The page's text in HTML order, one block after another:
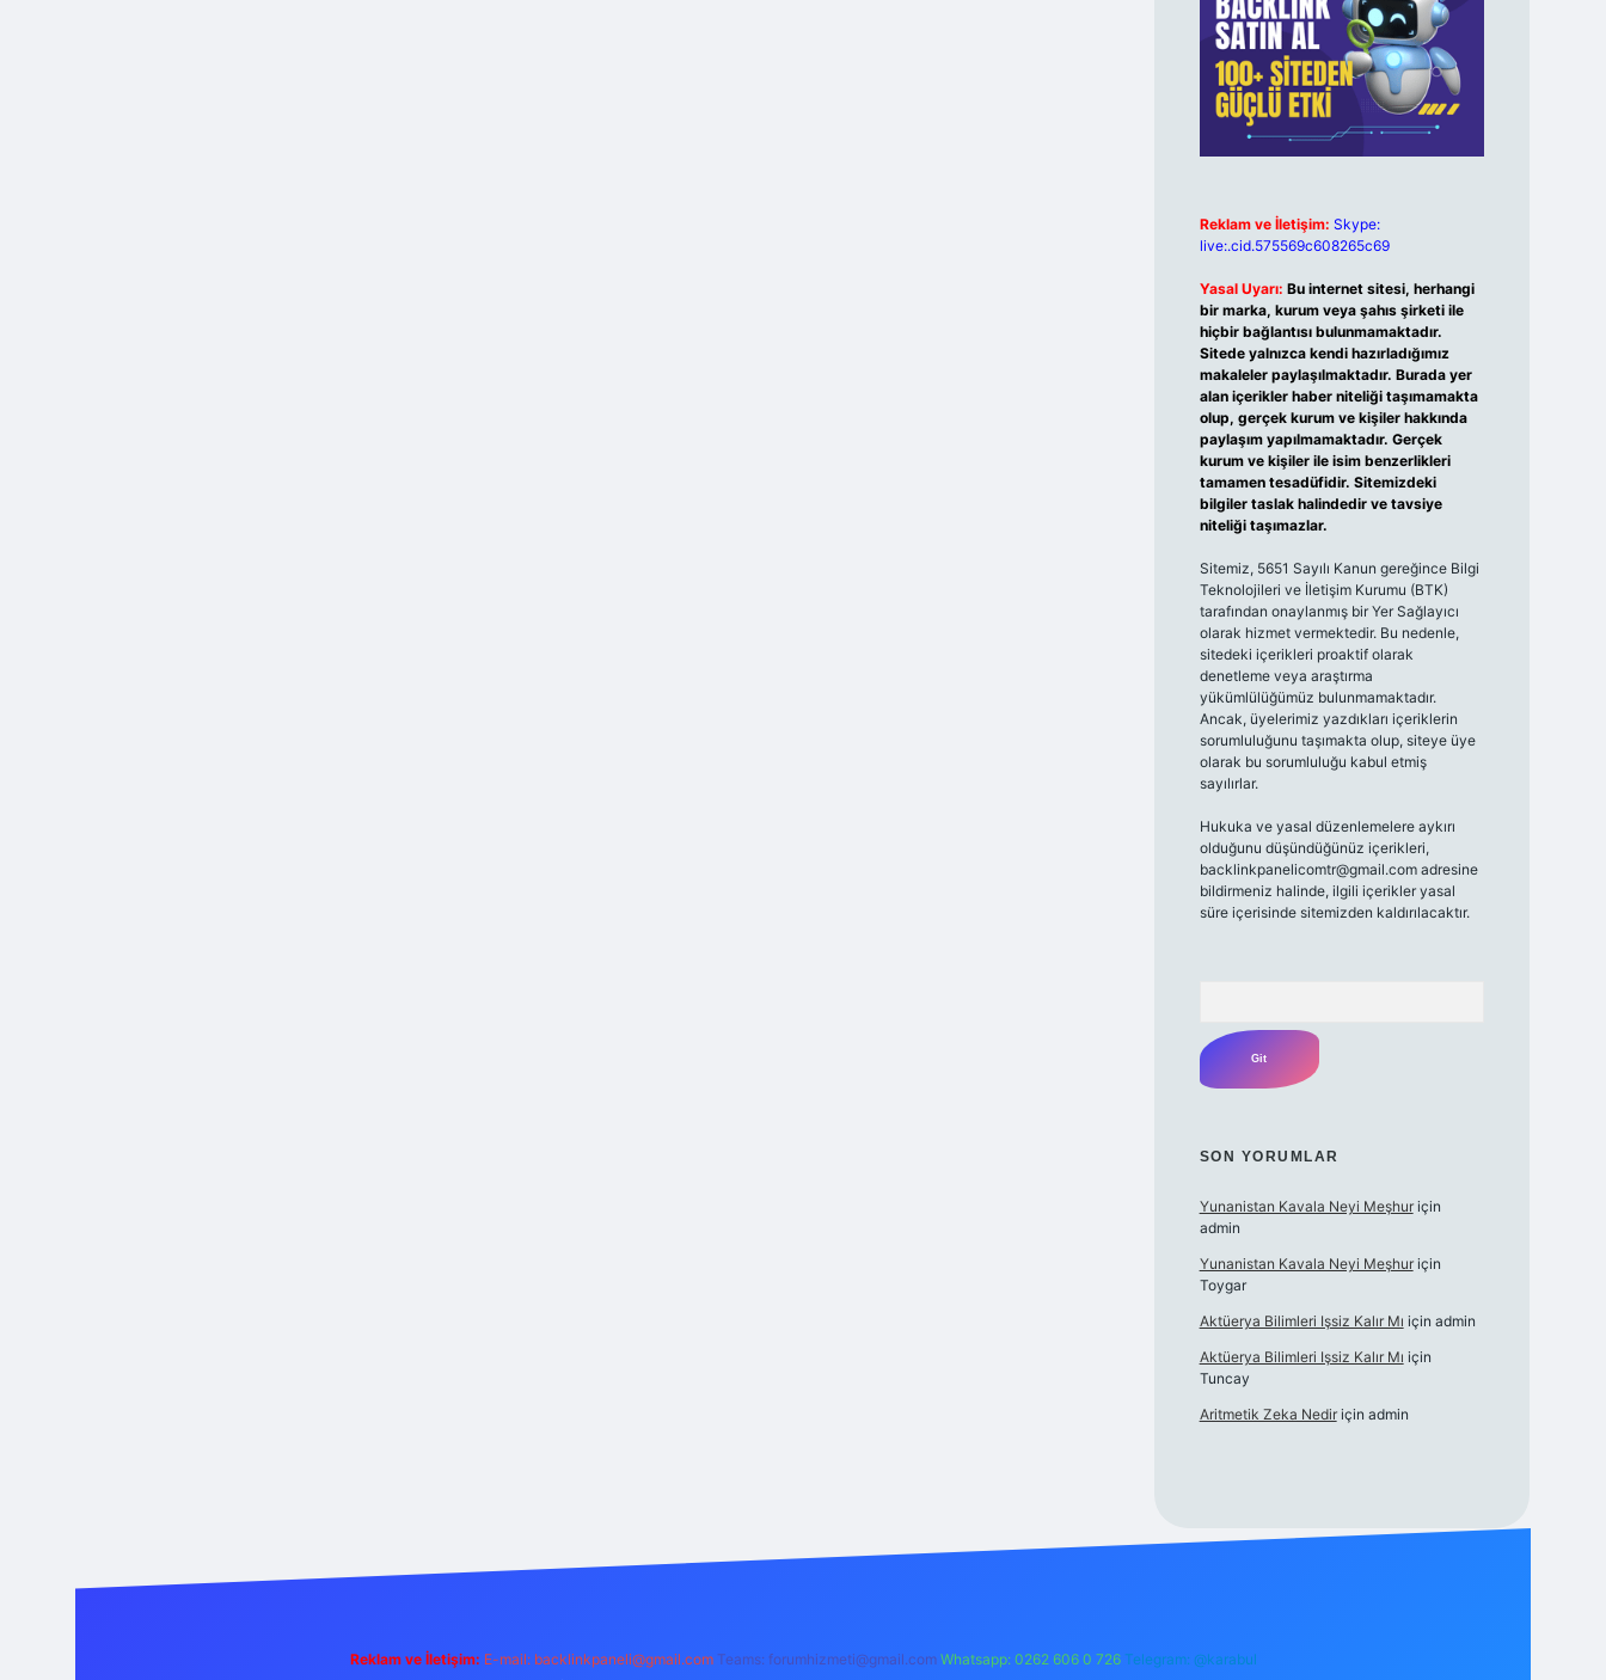
Reklam ve İletişim: Skype:
live:.cid.575569c608265c69
Yasal Uyarı: Bu internet sitesi, herhangi
bir marka, kurum veya şahıs şirketi ile
hiçbir bağlantısı bulunmamaktadır.
Sitede yalnızca kendi hazırladığımız
makaleler paylaşılmaktadır. Burada yer
alan içerikler haber niteliği taşımamakta
olup, gerçek kurum ve kişiler hakkında
paylaşım yapılmamaktadır. Gerçek
kurum ve kişiler ile isim benzerlikleri
tamamen tesadüfidir. Sitemizdeki
bilgiler taslak halindedir ve tavsiye
niteliği taşımazlar.
Sitemiz, 5651 Sayılı Kanun gereğince Bilgi
Teknolojileri ve İletişim Kurumu (BTK)
tarafından onaylanmış bir Yer Sağlayıcı
olarak hizmet vermektedir. Bu nedenle,
sitedeki içerikleri proaktif olarak
denetleme veya araştırma
yükümlülüğümüz bulunmamaktadır.
Ancak, üyelerimiz yazdıkları içeriklerin
sorumluluğunu taşımakta olup, siteye üye
olarak bu sorumluluğu kabul etmiş
sayılırlar.
Hukuka ve yasal düzenlemelere aykırı
olduğunu düşündüğünüz içerikleri,
backlinkpanelicomtr@gmail.comadresine
bildirmeniz halinde, ilgili içerikler yasal
süre içerisinde sitemizden kaldırılacaktır.
SON YORUMLAR
Yunanistan Kavala Neyi Meşhuriçin
admin
Yunanistan Kavala Neyi Meşhuriçin
Toygar
Aktüerya Bilimleri Işsiz Kalır Mı için admin
Aktüerya Bilimleri Işsiz Kalır Mı için
Tuncay
Aritmetik Zeka Nediriçin admin
Reklam ve İletişim: E-mail: backlinkpaneli@gmail.com Teams: forumhizmeti@gmail.com Whatsapp: 0262 606 0 726 Telegram: @karabul